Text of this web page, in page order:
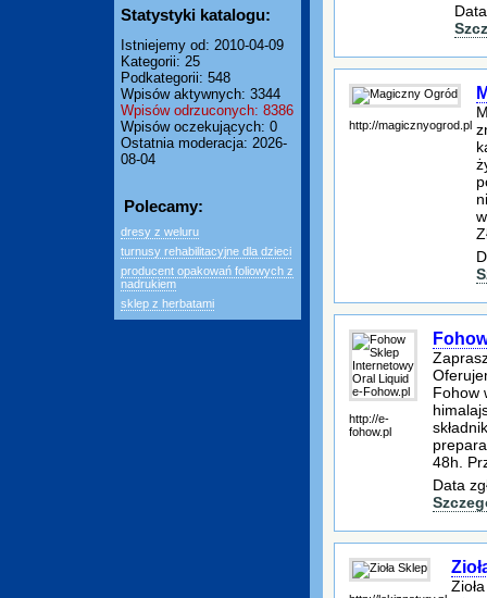
Statystyki katalogu:
Istniejemy od: 2010-04-09
Kategorii: 25
Podkategorii: 548
Wpisów aktywnych: 3344
Wpisów odrzuconych: 8386
Wpisów oczekujących: 0
Ostatnia moderacja: 2026-
08-04
Polecamy:
dresy z weluru
turnusy rehabilitacyjne dla dzieci
producent opakowań foliowych z
nadrukiem
sklep z herbatami
http://magicznyogrod.pl
http://e-
fohow.pl
Fohow
48h.
Data